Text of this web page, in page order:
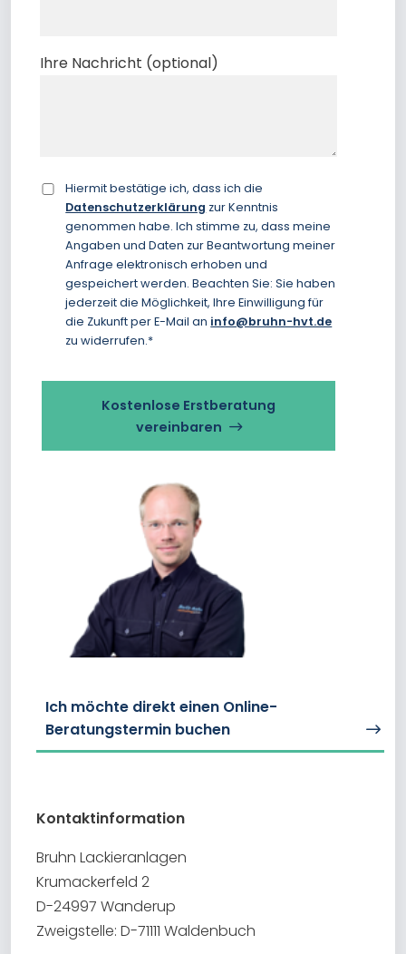
Ihre Nachricht (optional)
Hiermit bestätige ich, dass ich die
Datenschutzerklärung zur Kenntnis
genommen habe. Ich stimme zu, dass meine
Angaben und Daten zur Beantwortung meiner
Anfrage elektronisch erhoben und
gespeichert werden. Beachten Sie: Sie haben
jederzeit die Möglichkeit, Ihre Einwilligung für
die Zukunft per E-Mail an info@bruhn-hvt.de
zu widerrufen.*
Kostenlose Erstberatung
vereinbaren
Ich möchte direkt einen Online-
Beratungstermin buchen
Kontaktinformation
Bruhn Lackieranlagen
Krumackerfeld 2
D-24997 Wanderup
Zweigstelle: D-71111 Waldenbuch